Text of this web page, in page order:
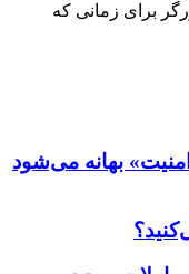
برای زمانی که
بهانه می‌شود